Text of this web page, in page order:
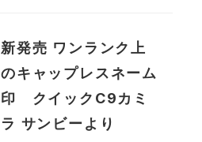
新発売 ワンランク上
のキャップレスネーム
印 クイックC9カミ
ラ サンビーより